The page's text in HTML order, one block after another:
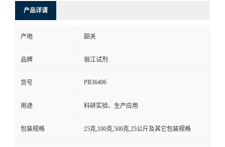
产品详请
产地 韶关
品牌 翁江试剂
货号 PB36406
用途 科研实验、生产应用
包装规格 25克,100克,500克,25公斤及其它包装规格